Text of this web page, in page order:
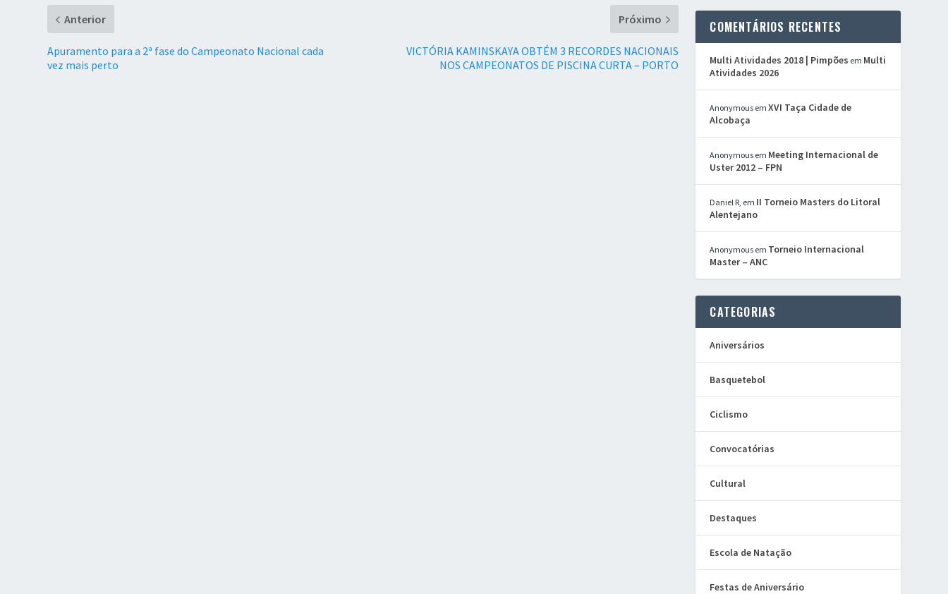
Anterior
Apuramento para a 2ª fase do Campeonato Nacional cada
vez mais perto
Próximo
VICTÓRIA KAMINSKAYA OBTÉM 3 RECORDES NACIONAIS
NOS CAMPEONATOS DE PISCINA CURTA – PORTO
COMENTÁRIOS RECENTES
Multi Atividades 2018 | Pimpões em Multi
Atividades 2026
Anonymous emXVI Taça Cidade de
Alcobaça
Anonymous em Meeting Internacional de
Uster 2012 – FPN
Daniel R, em II Torneio Masters do Litoral
Alentejano
Anonymous em Torneio Internacional
Master – ANC
CATEGORIAS
Aniversários
Basquetebol
Ciclismo
Convocatórias
Cultural
Destaques
Escola de Natação
Festas de Aniversário